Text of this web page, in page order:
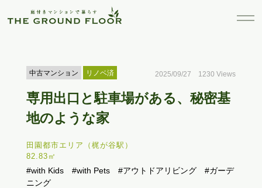
中古マンション リノベ済 2025/09/27 1230 Views
専用出口と駐車場がある、秘密基
地のような家
田園都市エリア（梶が谷駅）
82.83㎡
#with Kids #with Pets #アウトドアリビング
#ガーデ
ニング